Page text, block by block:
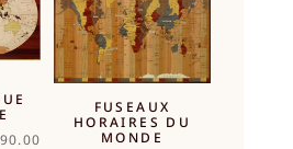
FUSEAUX
HORAIRES DU
MONDE